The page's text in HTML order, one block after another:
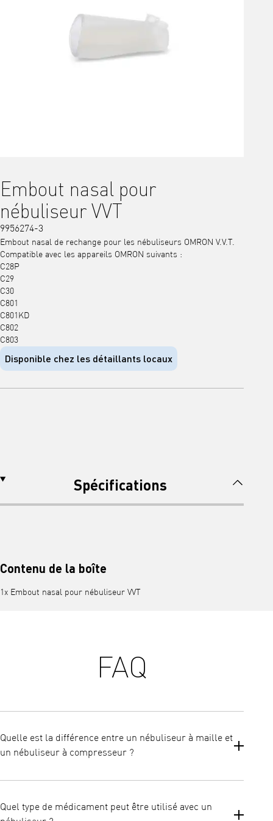
Embout nasal pour
nébuliseur VVT
9956274-3
Embout nasal de rechange pour les nébuliseurs OMRON V.V.T.
Compatible avec les appareils OMRON suivants :
C28P
C29
C30
C801
C801KD
C802
C803
Disponible chez les détaillants locaux
Spécifications
Contenu de la boîte
1x Embout nasal pour nébuliseur VVT
FAQ
Quelle est la différence entre un nébuliseur à maille et
un nébuliseur à compresseur ?
facilement inhalées à travers un embout buccal ou un masque.
Quel type de médicament peut être utilisé avec un